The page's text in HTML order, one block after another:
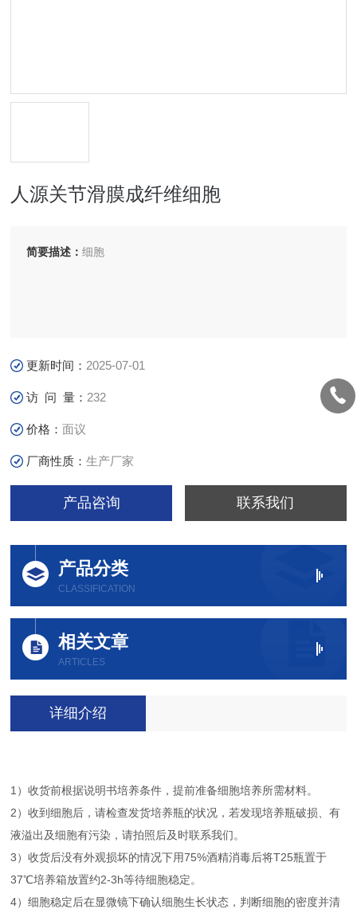
人源关节滑膜成纤维细胞
简要描述：细胞
更新时间： 2025-07-01
访 问 量： 232
价格：面议
厂商性质：生产厂家
产品咨询 联系我们
产品分类
CLASSIFICATION
相关文章
ARTICLES
详细介绍
1）收货前根据说明书培养条件，提前准备细胞培养所需材料。
2）收到细胞后，请检查发货培养瓶的状况，若发现培养瓶破损、有
液溢出及细胞有污染，请拍照后及时联系我们。
3）收货后没有外观损坏的情况下用75%酒精消毒后将T25瓶置于
37℃培养箱放置约2-3h等待细胞稳定。
4）细胞稳定后在显微镜下确认细胞生长状态，判断细胞的密度并清